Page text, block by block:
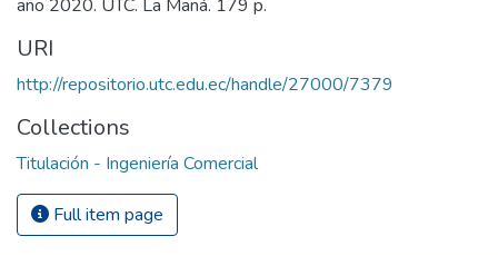
año 2020. UTC. La Maná. 179 p.
URI
http://repositorio.utc.edu.ec/handle/27000/7379
Collections
Titulación - Ingeniería Comercial
Full item page